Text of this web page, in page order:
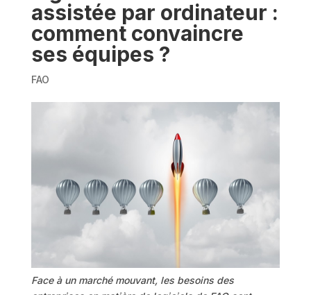
assistée par ordinateur :
comment convaincre
ses équipes ?
FAO
Face à un marché mouvant, les besoins des